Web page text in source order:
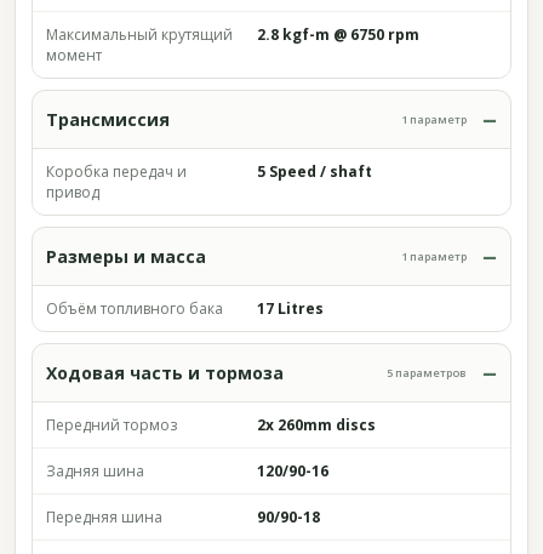
Максимальный крутящий
момент
2.8 kgf-m @ 6750 rpm
Трансмиссия 1 параметр
Коробка передач и
привод
5 Speed / shaft
Размеры и масса 1 параметр
Объём топливного бака 17 Litres
Ходовая часть и тормоза 5 параметров
Передний тормоз 2x 260mm discs
Задняя шина 120/90-16
Передняя шина 90/90-18